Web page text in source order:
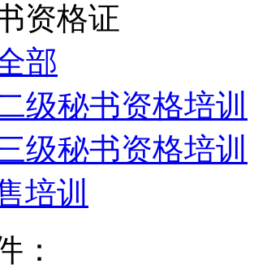
资格证
部
级秘书资格培训
级秘书资格培训
培训
：